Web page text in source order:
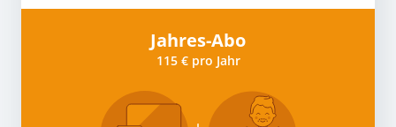
Jahres-Abo
115 € pro Jahr